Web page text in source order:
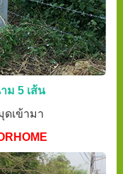
ม 5 เส้น
เข้ามา